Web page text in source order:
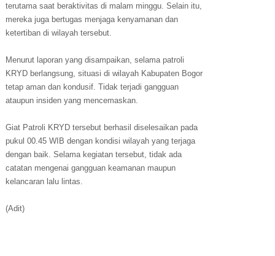
terutama saat beraktivitas di malam minggu. Selain itu,
mereka juga bertugas menjaga kenyamanan dan
ketertiban di wilayah tersebut.
Menurut laporan yang disampaikan, selama patroli
KRYD berlangsung, situasi di wilayah Kabupaten Bogor
tetap aman dan kondusif. Tidak terjadi gangguan
ataupun insiden yang mencemaskan.
Giat Patroli KRYD tersebut berhasil diselesaikan pada
pukul 00.45 WIB dengan kondisi wilayah yang terjaga
dengan baik. Selama kegiatan tersebut, tidak ada
catatan mengenai gangguan keamanan maupun
kelancaran lalu lintas.
(Adit)